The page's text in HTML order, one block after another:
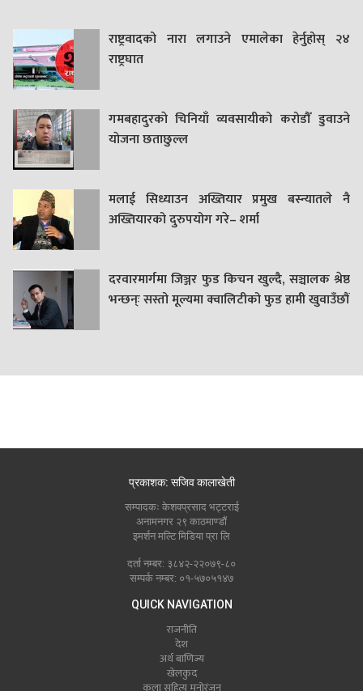
राष्ट्रवादको नारा लगाउने एमालेका हेर्नुहोस् २४
राष्ट्रघात
गमबहादुरकाे चिनियाँ व्यवसायीको करोडौँ डुवाउने
याेजना छताछुल्ल
मलाई सिध्याउन अख्तियार प्रमुख बस्न्यातले नै
अख्तियारको दुरुपयोग गरे– शर्मा
दरवारमार्गमा जिञ्जर फुड किचन खुल्दै, सञ्चालक श्रेष्ठ
भन्छन्ः सस्तो मूल्यमा क्वालिटीको फुड हामी खुवाउँछौं
प्रकाशक: सजिव कालाखेती
सम्पादकः केशवप्रसाद भट्टराई
अनामनगर २९ काठमाण्डौं
इमर्शन मल्टि मिडिया प्रा लि
दर्ता नम्बर: ३८४२-२२०७९-८०
सम्पर्क नम्बर: ०१-५७०५१४७
QUICK NAVIGATION
राजनीति
देश
अर्थ बाणिज्य
खेलकुद